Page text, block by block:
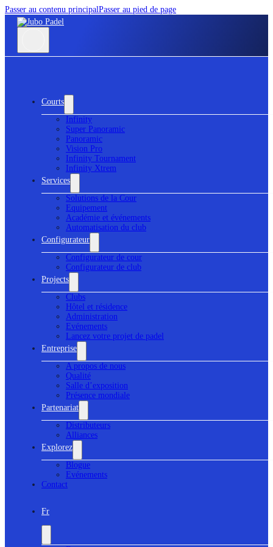
Passer au contenu principalPasser au pied de page
Courts
Infinity
Super Panoramic
Panoramic
Vision Pro
Infinity Tournament
Infinity Xtrem
Services
Solutions de la Cour
Equipement
Académie et événements
Automatisation du club
Configurateur
Configurateur de cour
Configurateur de club
Projects
Clubs
Hôtel et résidence
Administration
Evénements
Lancez votre projet de padel
Entreprise
A propos de nous
Qualité
Salle d’exposition
Présence mondiale
Partenariat
Distributeurs
Alliances
Explorez
Blogue
Evénements
Contact
Fr